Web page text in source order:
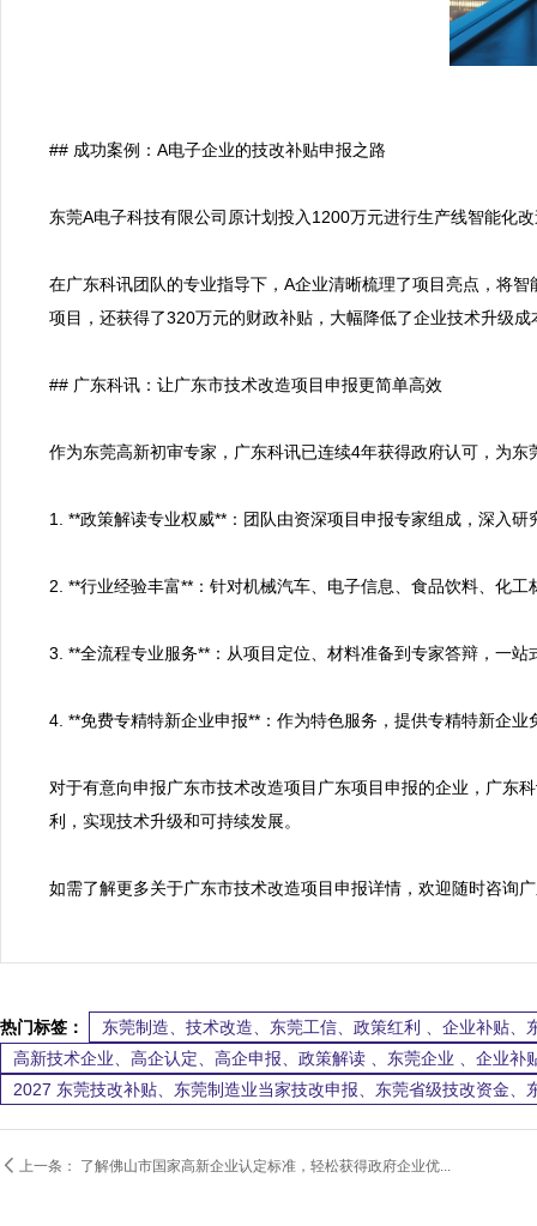
## 成功案例：A电子企业的技改补贴申报之路
东莞A电子科技有限公司原计划投入1200万元进行生产线智能化
在广东科讯团队的专业指导下，A企业清晰梳理了项目亮点，将
项目，还获得了320万元的财政补贴，大幅降低了企业技术升级成
## 广东科讯：让广东市技术改造项目申报更简单高效
作为东莞高新初审专家，广东科讯已连续4年获得政府认可，为
1. **政策解读专业权威**：团队由资深项目申报专家组成，深入
2. **行业经验丰富**：针对机械汽车、电子信息、食品饮料、化
3. **全流程专业服务**：从项目定位、材料准备到专家答辩，一
4. **免费专精特新企业申报**：作为特色服务，提供专精特新企
对于有意向申报广东市技术改造项目广东项目申报的企业，广东
利，实现技术升级和可持续发展。
热门标签：
东莞制造、技术改造、东莞工信、政策红利 、企业补贴、
高新技术企业、高企认定、高企申报、政策解读 、东莞企业 、企业
2027 东莞技改补贴、东莞制造业当家技改申报、东莞省级技改资金、
 上一条： 了解佛山市国家高新企业认定标准，轻松获得政府企业优...